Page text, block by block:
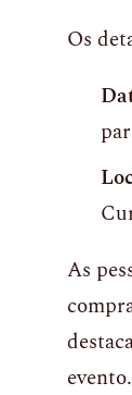
Os
As
evento.